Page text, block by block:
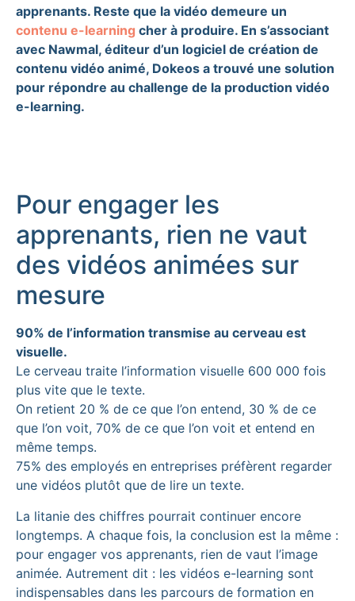
apprenants. Reste que la vidéo demeure un
contenu e-learning cher à produire. En s’associant
avec Nawmal, éditeur d’un logiciel de création de
contenu vidéo animé, Dokeos a trouvé une solution
pour répondre au challenge de la production vidéo
e-learning.
Pour engager les
apprenants, rien ne vaut
des vidéos animées sur
mesure
90% de l’information transmise au cerveau est
visuelle.
Le cerveau traite l’information visuelle 600 000 fois
plus vite que le texte.
On retient 20 % de ce que l’on entend, 30 % de ce
que l’on voit, 70% de ce que l’on voit et entend en
même temps.
75% des employés en entreprises préfèrent regarder
une vidéos plutôt que de lire un texte.
La litanie des chiffres pourrait continuer encore
longtemps. A chaque fois, la conclusion est la même :
pour engager vos apprenants, rien de vaut l’image
animée. Autrement dit : les vidéos e-learning sont
indispensables dans les parcours de formation en